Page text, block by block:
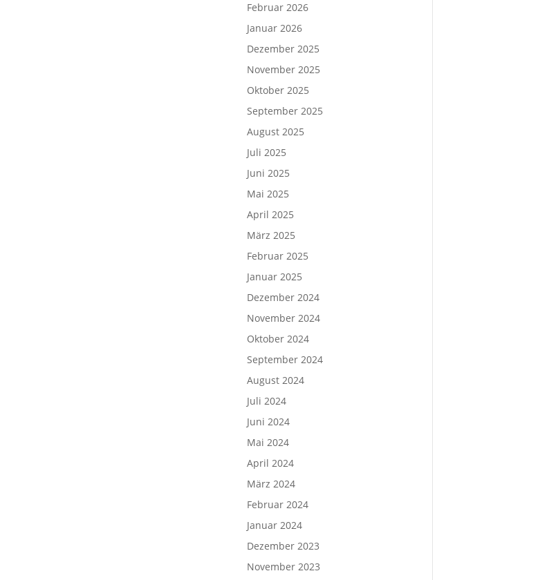
Februar 2026
Januar 2026
Dezember 2025
November 2025
Oktober 2025
September 2025
August 2025
Juli 2025
Juni 2025
Mai 2025
April 2025
März 2025
Februar 2025
Januar 2025
Dezember 2024
November 2024
Oktober 2024
September 2024
August 2024
Juli 2024
Juni 2024
Mai 2024
April 2024
März 2024
Februar 2024
Januar 2024
Dezember 2023
November 2023